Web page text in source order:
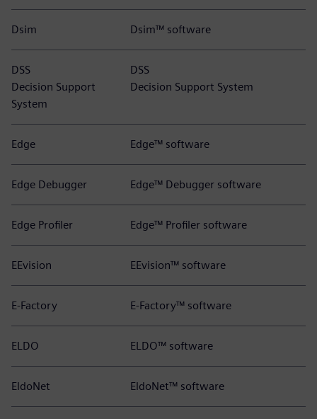
Dsim Dsim™ software
DSS
Decision Support
System
DSS
Decision Support System
Edge Edge™ software
Edge Debugger Edge™ Debugger software
Edge Profiler Edge™ Profiler software
EEvision EEvision™ software
E-Factory E-Factory™ software
ELDO ELDO™ software
EldoNet EldoNet™ software